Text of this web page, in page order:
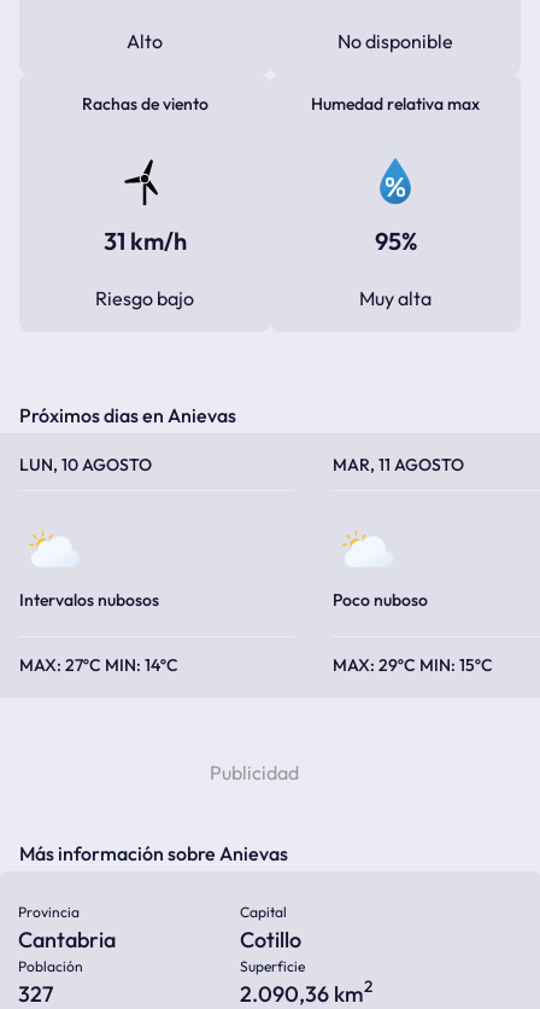
Alto No disponible
Rachas de viento
31 km/h
Riesgo bajo
Humedad relativa max
95%
Muy alta
Próximos dias en Anievas
LUN, 10 AGOSTO
Intervalos nubosos
27ºC 14ºC
MAR, 11 AGOSTO
Poco nuboso
29ºC 15ºC
Más información sobre Anievas
Provincia
Cantabria
Capital
Cotillo
Población
327
Superficie
2.090,36 km2